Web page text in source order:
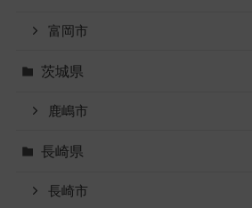
富岡市
茨城県
鹿嶋市
長崎県
長崎市